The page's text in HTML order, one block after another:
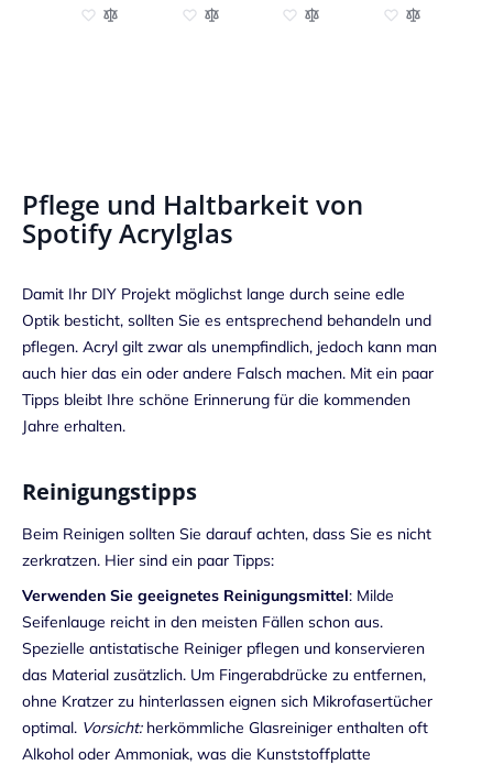
Zur Wunschliste hinzufügen
Zur Vergleichsliste hinzufügen
Zur Wunschliste hinzufügen
Zur Vergleichsliste hinzufügen
Zur Wunschliste hinzufügen
Zur Vergleichsliste
ZurZur
Pflege und Haltbarkeit von
Spotify Acrylglas
Damit Ihr DIY Projekt möglichst lange durch seine edle
Optik besticht, sollten Sie es entsprechend behandeln und
pflegen. Acryl gilt zwar als unempfindlich, jedoch kann man
auch hier das ein oder andere Falsch machen. Mit ein paar
Tipps bleibt Ihre schöne Erinnerung für die kommenden
Jahre erhalten.
Reinigungstipps
Beim Reinigen sollten Sie darauf achten, dass Sie es nicht
zerkratzen. Hier sind ein paar Tipps:
Verwenden Sie geeignetes Reinigungsmittel: Milde
Seifenlauge reicht in den meisten Fällen schon aus.
Spezielle antistatische Reiniger pflegen und konservieren
das Material zusätzlich. Um Fingerabdrücke zu entfernen,
ohne Kratzer zu hinterlassen eignen sich Mikrofasertücher
optimal. Vorsicht:herkömmliche Glasreiniger enthalten oft
Alkohol oder Ammoniak, was die Kunststoffplatte